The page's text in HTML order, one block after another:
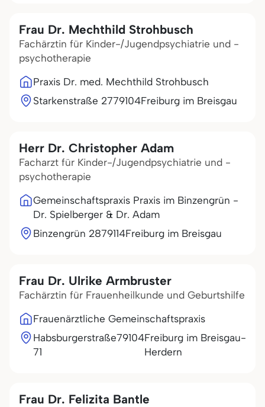
Frau Dr. Mechthild Strohbusch
Fachärztin für Kinder-/Jugendpsychiatrie und -
psychotherapie
Praxis Dr. med. Mechthild Strohbusch
Starkenstraße 2779104Freiburg im Breisgau
Herr Dr. Christopher Adam
Facharzt für Kinder-/Jugendpsychiatrie und -
psychotherapie
Gemeinschaftspraxis Praxis im Binzengrün -
Dr. Spielberger & Dr. Adam
Binzengrün 2879114Freiburg im Breisgau
Frau Dr. Ulrike Armbruster
Fachärztin für Frauenheilkunde und Geburtshilfe
Frauenärztliche Gemeinschaftspraxis
Habsburgerstraße
71
79104Freiburg im Breisgau-
Herdern
Frau Dr. Felizita Bantle